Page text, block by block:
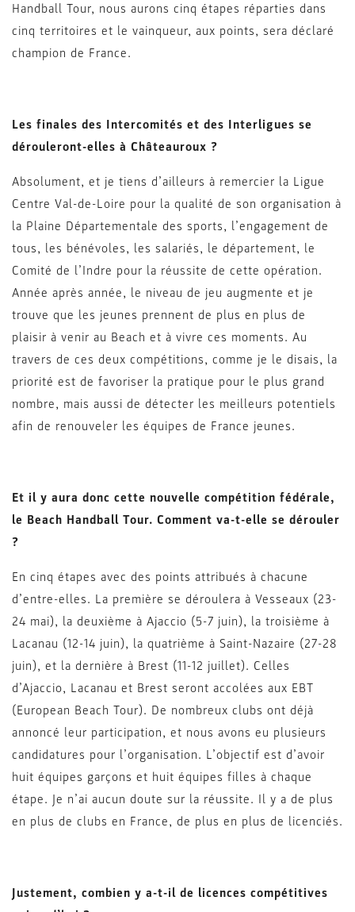
Handball Tour, nous aurons cinq étapes réparties dans
cinq territoires et le vainqueur, aux points, sera déclaré
champion de France.
Les finales des Intercomités et des Interligues se
dérouleront-elles à Châteauroux ?
Absolument, et je tiens d’ailleurs à remercier la Ligue
Centre Val-de-Loire pour la qualité de son organisation à
la Plaine Départementale des sports, l’engagement de
tous, les bénévoles, les salariés, le département, le
Comité de l’Indre pour la réussite de cette opération.
Année après année, le niveau de jeu augmente et je
trouve que les jeunes prennent de plus en plus de
plaisir à venir au Beach et à vivre ces moments. Au
travers de ces deux compétitions, comme je le disais, la
priorité est de favoriser la pratique pour le plus grand
nombre, mais aussi de détecter les meilleurs potentiels
afin de renouveler les équipes de France jeunes.
Et il y aura donc cette nouvelle compétition fédérale,
le Beach Handball Tour. Comment va-t-elle se dérouler
?
En cinq étapes avec des points attribués à chacune
d’entre-elles. La première se déroulera à Vesseaux (23-
24 mai), la deuxième à Ajaccio (5-7 juin), la troisième à
Lacanau (12-14 juin), la quatrième à Saint-Nazaire (27-28
juin), et la dernière à Brest (11-12 juillet). Celles
d’Ajaccio, Lacanau et Brest seront accolées aux EBT
(European Beach Tour). De nombreux clubs ont déjà
annoncé leur participation, et nous avons eu plusieurs
candidatures pour l’organisation. L’objectif est d’avoir
huit équipes garçons et huit équipes filles à chaque
étape. Je n’ai aucun doute sur la réussite. Il y a de plus
en plus de clubs en France, de plus en plus de licenciés.
Justement, combien y a-t-il de licences compétitives